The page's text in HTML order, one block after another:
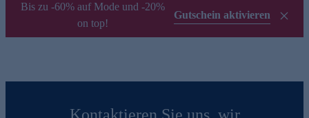
Bis zu -60% auf Mode und -20%
on top!
Gutschein aktivieren